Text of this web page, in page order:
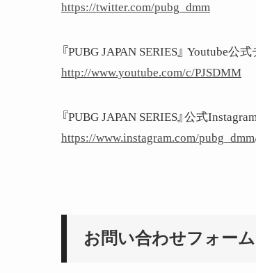
https://twitter.com/pubg_dmm
『PUBG JAPAN SERIES』 Youtube公
http://www.youtube.com/c/PJSDMM
『PUBG JAPAN SERIES』公式
https://www.instagram.com/pubg_dmm
お問い合わせフォーム